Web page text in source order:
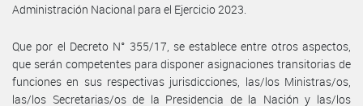
Administración Nacional para el Ejercicio 2023.
Que por el Decreto N° 355/17, se establece entre otros aspectos,
que serán competentes para disponer asignaciones transitorias de
funciones en sus respectivas jurisdicciones, las/los Ministras/os,
las/los Secretarias/os de la Presidencia de la Nación y las/los